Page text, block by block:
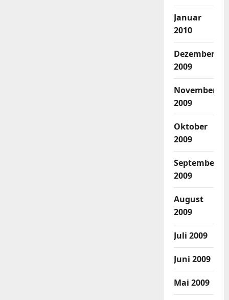
Januar
2010
Dezember
2009
November
2009
Oktober
2009
September
2009
August
2009
Juli 2009
Juni 2009
Mai 2009